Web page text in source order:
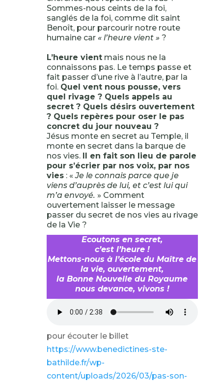
Sommes-nous ceints de la foi,
sanglés de la foi, comme dit saint
Benoît, pour parcourir notre route
humaine car « l’heure vient » ?
L’heure vientmais nous ne la
connaissons pas. Le temps passe et
fait passer d’une rive à l’autre, par la
foi. Quel vent nous pousse, vers
quel rivage ? Quels appels au
secret ? Quels désirs ouvertement
? Quels repères pour oser le pas
concret du jour nouveau ?
Jésus monte en secret au Temple, il
monte en secret dans la barque de
nos vies. Il en fait son lieu de parole
pour s’écrier par nos voix, par nos
vies: «Je le connais parce que je
viens d’auprès de lui, et c’est lui qui
m’a envoyé. » Comment
ouvertement laisser le message
passer du secret de nos vies au rivage
de la Vie ?
Ecoutons en secret,
c’est l’heure !
Mettons-nous à l’école du Maître de
la vie, ouvertement,
la Bonne Nouvelle du Royaume
nous devance, vivons !
pour écouter le billet
https://www.benedictines-ste-
bathilde.fr/wp-
content/uploads/2026/03/pas-son-